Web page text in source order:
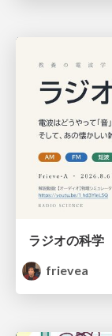
ラジオの科学
frievea